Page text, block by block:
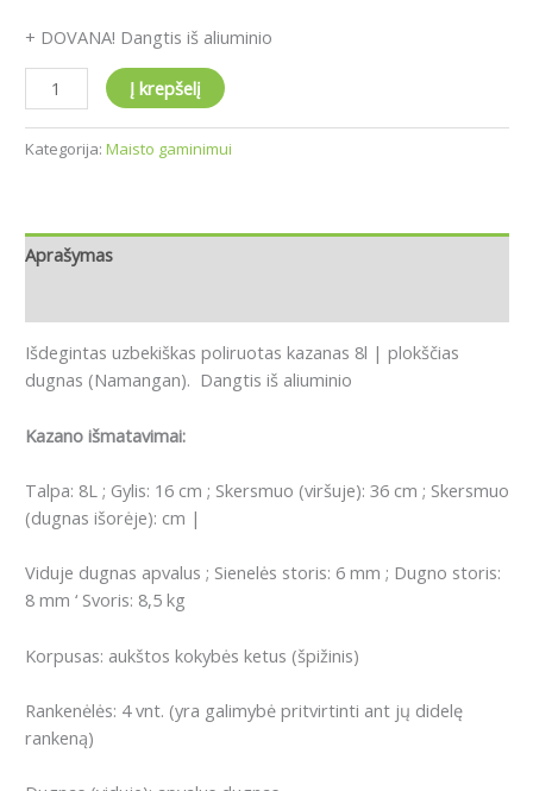
+ DOVANA! Dangtis iš aliuminio
Į krepšelį
Kategorija: Maisto gaminimui
Aprašymas
Išdegintas uzbekiškas poliruotas kazanas 8l | plokščias
dugnas (Namangan). Dangtis iš aliuminio
Kazano išmatavimai:
Talpa: 8L ; Gylis: 16 cm ; Skersmuo (viršuje): 36 cm ; Skersmuo
(dugnas išorėje): cm |
Viduje dugnas apvalus ; Sienelės storis: 6 mm ; Dugno storis:
8 mm ‘ Svoris: 8,5 kg
Korpusas: aukštos kokybės ketus (špižinis)
Rankenėlės: 4 vnt. (yra galimybė pritvirtinti ant jų didelę
rankeną)